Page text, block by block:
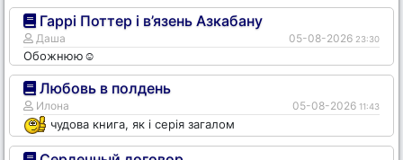
Гаррі Поттер і в’язень Азкабану
Даша 05-08-2026 23:30
Обожнюю☺️
Любовь в полдень
Илона 05-08-2026 11:43
чудова книга, як і серія загалом